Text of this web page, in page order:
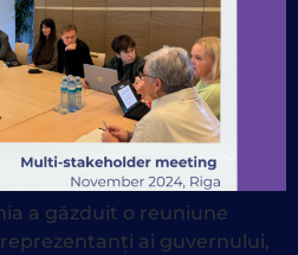
a găzduit o reuniune
ai guvernului,